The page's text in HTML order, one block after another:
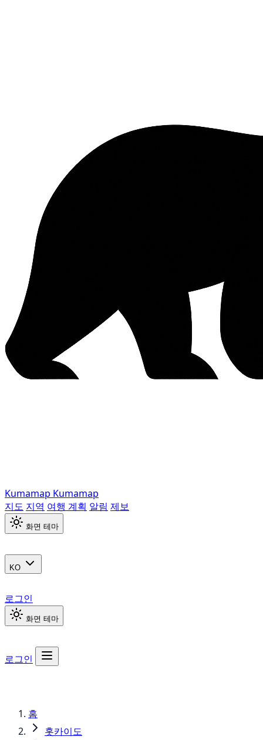
Kumamap Kumamap
지도 지역 여행 계획 알림 제보
화면 테마
KO
로그인
화면 테마
로그인
홈
홋카이도